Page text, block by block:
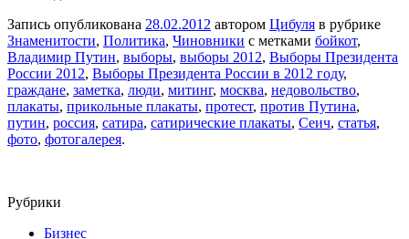
Запись опубликована 28.02.2012 автором Цибуля в рубрике
Знаменитости, Политика, Чиновники с метками бойкот,
Владимир Путин, выборы, выборы 2012, Выборы Президента
России 2012, Выборы Президента России в 2012 году,
граждане, заметка, люди, митинг, москва, недовольство,
плакаты, прикольные плакаты, протест, против Путина,
путин, россия, сатира, сатирические плакаты, Сеич, статья,
фото, фотогалерея.
Рубрики
Бизнес